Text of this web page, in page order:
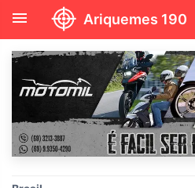
menu Ariquemes 190